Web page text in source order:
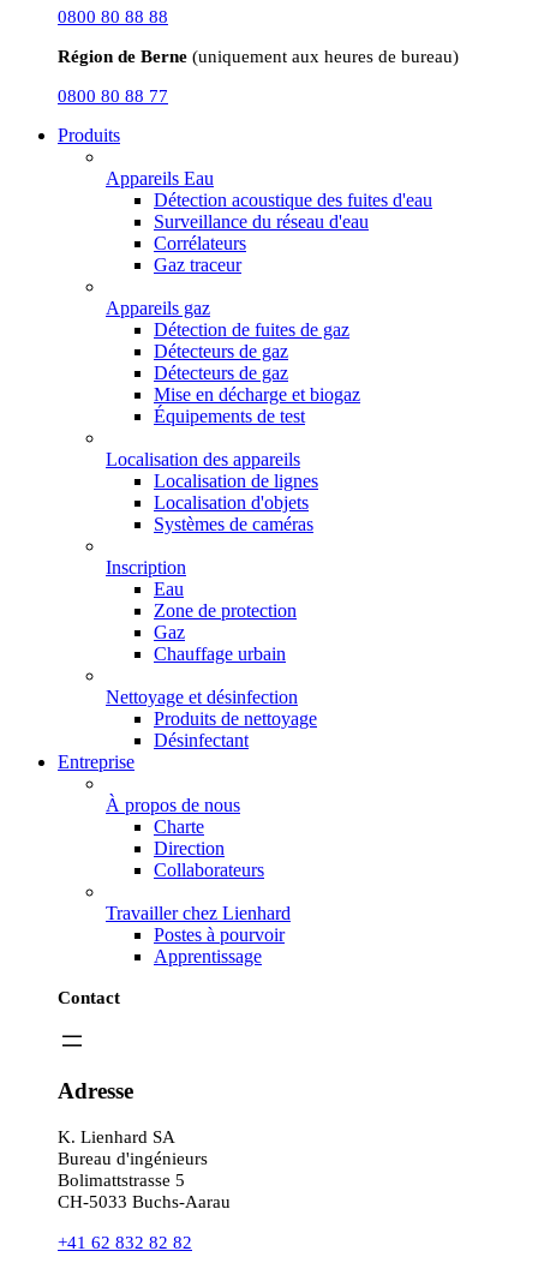
0800 80 88 88
Région de Berne (uniquement aux heures de bureau)
0800 80 88 77
Produits
Appareils Eau
Détection acoustique des fuites d'eau
Surveillance du réseau d'eau
Corrélateurs
Gaz traceur
Appareils gaz
Détection de fuites de gaz
Détecteurs de gaz
Détecteurs de gaz
Mise en décharge et biogaz
Équipements de test
Localisation des appareils
Localisation de lignes
Localisation d'objets
Systèmes de caméras
Inscription
Eau
Zone de protection
Gaz
Chauffage urbain
Nettoyage et désinfection
Produits de nettoyage
Désinfectant
Entreprise
À propos de nous
Charte
Direction
Collaborateurs
Travailler chez Lienhard
Postes à pourvoir
Apprentissage
Contact
Adresse
K. Lienhard SA
Bureau d'ingénieurs
Bolimattstrasse 5
CH-5033 Buchs-Aarau
+41 62 832 82 82